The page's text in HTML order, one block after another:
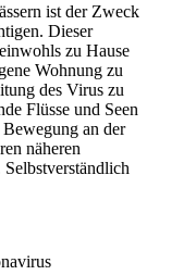
ist der Zweck
Dieser
zu Hause
Wohnung zu
des Virus zu
Flüsse und Seen
an der
näheren